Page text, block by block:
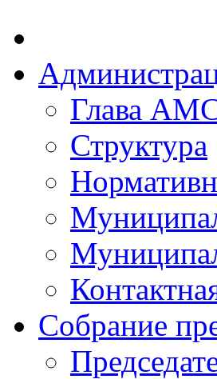
Глава
Структура
Собрание